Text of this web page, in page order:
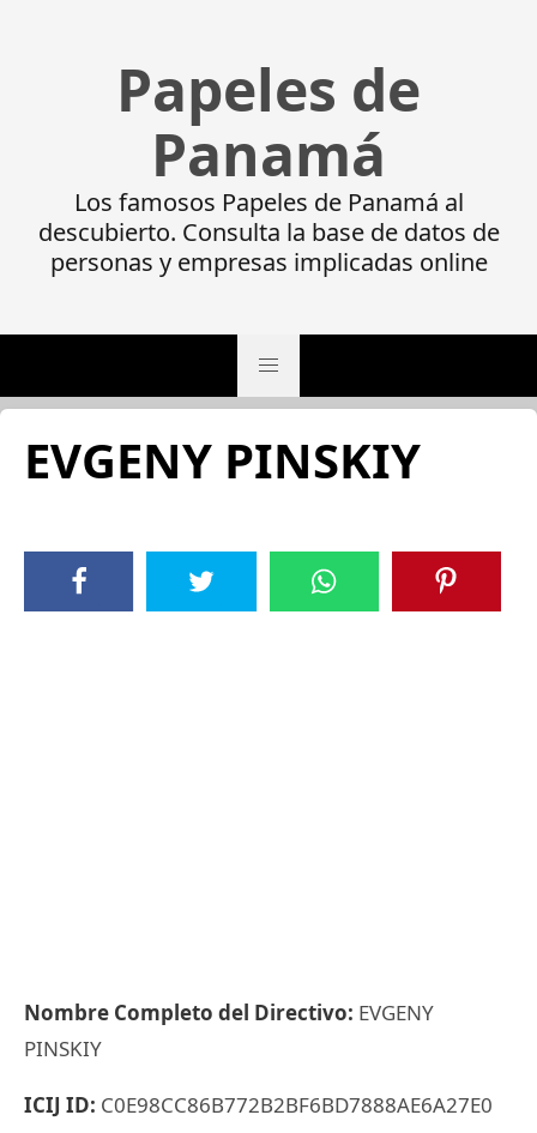
Papeles de
Panamá
Los famosos Papeles de Panamá al
descubierto. Consulta la base de datos de
personas y empresas implicadas online
EVGENY PINSKIY
Nombre Completo del Directivo: EVGENY
PINSKIY
ICIJ ID: C0E98CC86B772B2BF6BD7888AE6A27E0